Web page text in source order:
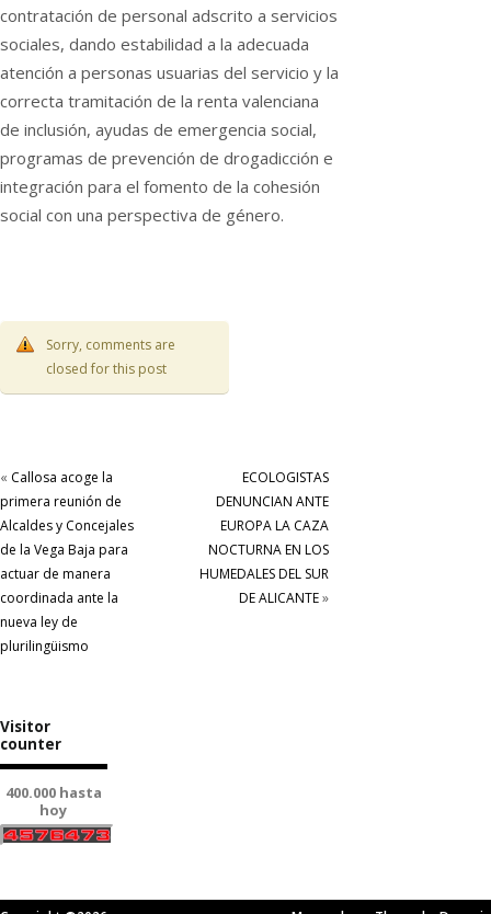
contratación de personal adscrito a servicios
sociales, dando estabilidad a la adecuada
atención a personas usuarias del servicio y la
correcta tramitación de la renta valenciana
de inclusión, ayudas de emergencia social,
programas de prevención de drogadicción e
integración para el fomento de la cohesión
social con una perspectiva de género.
Sorry, comments are
closed for this post
« Callosa acoge la
primera reunión de
Alcaldes y Concejales
de la Vega Baja para
actuar de manera
coordinada ante la
nueva ley de
plurilingüismo
ECOLOGISTAS
DENUNCIAN ANTE
EUROPA LA CAZA
NOCTURNA EN LOS
HUMEDALES DEL SUR
DE ALICANTE»
Visitor
counter
400.000 hasta
hoy